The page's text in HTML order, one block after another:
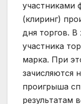
участниками
(клиринг)
дня торгов. В
участника
марка. При
зачисляются
проигрыша
результатам